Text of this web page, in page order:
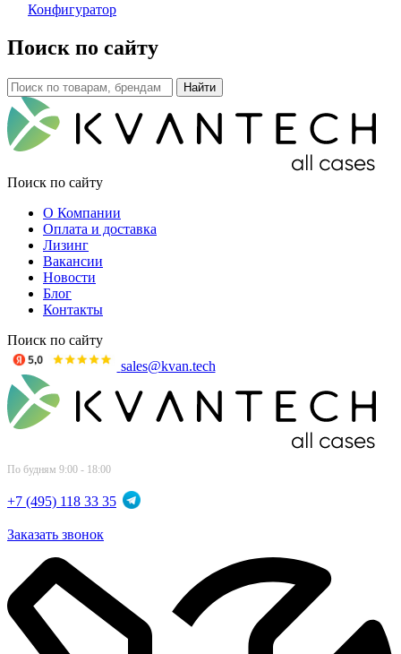
Конфигуратор
Поиск по сайту
Поиск по сайту
О Компании
Оплата и доставка
Лизинг
Вакансии
Новости
Блог
Контакты
Поиск по сайту
sales@kvan.tech
По будням 9:00 - 18:00
+7 (495) 118 33 35
Заказать звонок